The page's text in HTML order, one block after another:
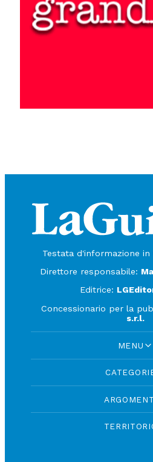
Testata d'informazione in
Direttore responsabile:
Editrice:
Concessionario per la
s.r.l.
MENU